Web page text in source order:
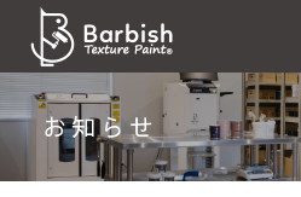
お知らせ